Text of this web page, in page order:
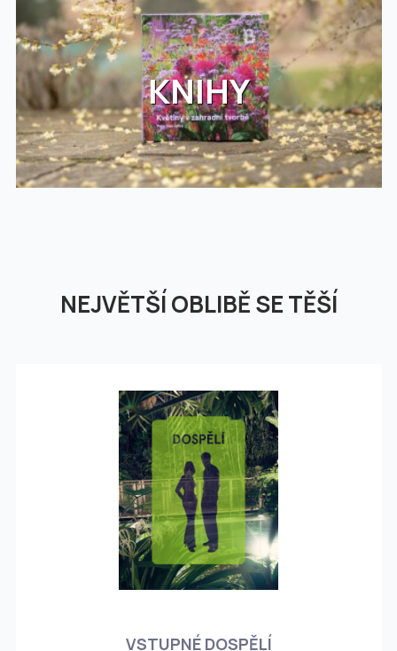
KNIHY
NEJVĚTŠÍ OBLIBĚ SE TĚŠÍ
VSTUPNÉ DOSPĚLÍ